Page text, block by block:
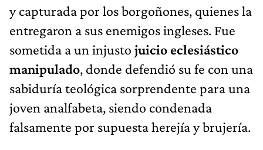
y capturada por los borgoñones, quienes la
entregaron a sus enemigos ingleses. Fue
sometida a un injusto juicio eclesiástico
manipulado, donde defendió su fe con una
sabiduría teológica sorprendente para una
joven analfabeta, siendo condenada
falsamente por supuesta herejía y brujería.